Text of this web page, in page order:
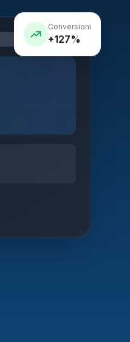
Conversioni
+127%